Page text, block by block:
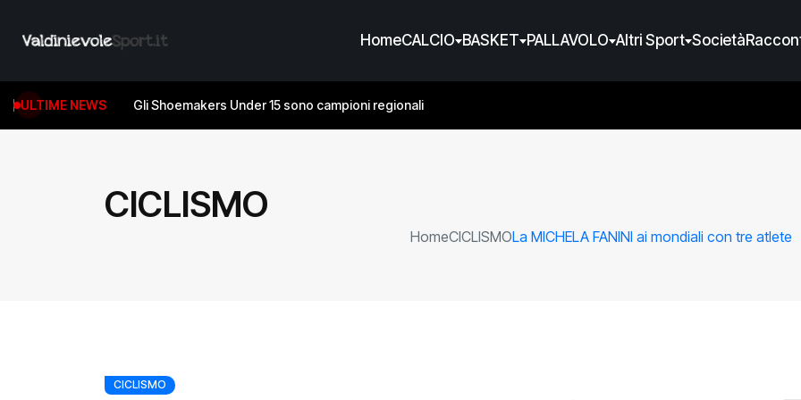
HomeCALCIO BASKET PALLAVOLO Altri Sport Società
ULTIME NEWS Gli Shoemakers Under 15 sono campioni regionali
CICLISMO
HomeCICLISMOLa MICHELA FANINI ai mondiali con tre atlete
CICLISMO